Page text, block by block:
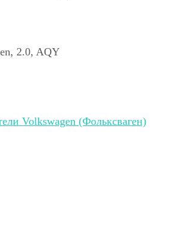
2.0, AQY
Volkswagen (Фольксваген)